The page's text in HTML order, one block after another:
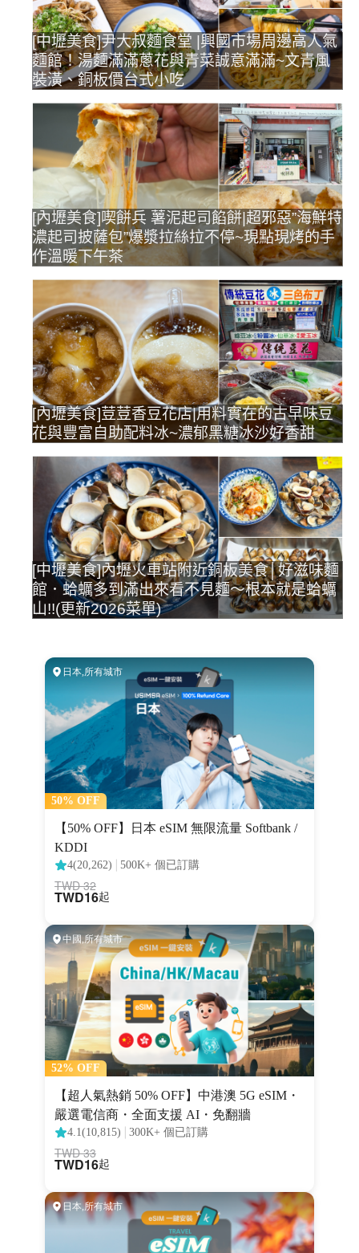
[中壢美食]尹大叔麵食堂 |興國市場周邊高人氣
麵館！湯麵滿滿蔥花與青菜誠意滿滿~文青風
裝潢、銅板價台式小吃
[內壢美食]喫餅兵 薯泥起司餡餅|超邪惡”海鮮特
濃起司披薩包”爆漿拉絲拉不停~現點現烤的手
作溫暖下午茶
[內壢美食]荳荳香豆花店|用料實在的古早味豆
花與豐富自助配料冰~濃郁黑糖冰沙好香甜
[中壢美食]內壢火車站附近銅板美食│好滋味麵
館．蛤蠣多到滿出來看不見麵～根本就是蛤蠣
山!!(更新2026菜單)